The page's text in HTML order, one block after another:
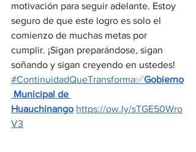
motivación para seguir adelante. Estoy
seguro de que este logro es solo el
comienzo de muchas metas por
cumplir. ¡Sigan preparándose, sigan
soñando y sigan creyendo en ustedes!
#ContinuidadQueTransforma✅Gobierno
Municipal de
Huauchinango https://ow.ly/sTGE50Wro
V3